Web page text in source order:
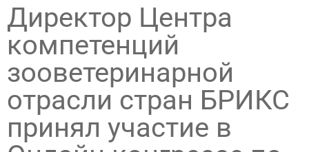
Директор Центра
компетенций
зооветеринарной
отрасли стран БРИКС
принял участие в